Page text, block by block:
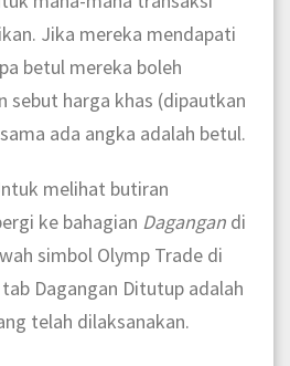
Jika mereka mendapati
betul mereka boleh
sebut harga khas (dipautkan
ada angka adalah betul.
melihat butiran
ke bahagian Dagangan di
simbol Olymp Trade di
Dagangan Ditutup adalah
telah dilaksanakan.